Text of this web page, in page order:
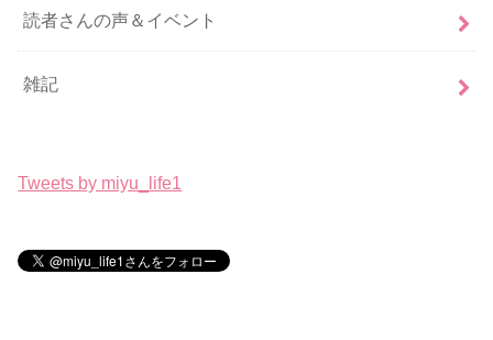
読者さんの声＆イベント
雑記
Tweets by miyu_life1